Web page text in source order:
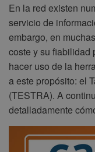
En la red existen
servicio de
embargo, en
coste y su fiabilidad
hacer uso de la
a este propósito: el
(TESTRA). A
detalladamente